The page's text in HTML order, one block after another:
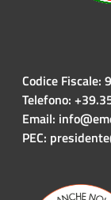
Codice Fiscale:
Telefono:
Email:
PEC: